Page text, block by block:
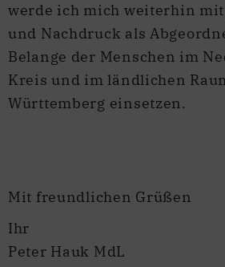
werde ich mich weiterhin
und Nachdruck als
Belange der Menschen im
Kreis und im ländlichen
Württemberg einsetzen.
Mit freundlichen Grüßen
Ihr
Peter Hauk MdL